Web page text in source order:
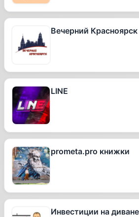
Вечерний Красноярск
LINE
prometa.pro книжки
Инвестиции на диване